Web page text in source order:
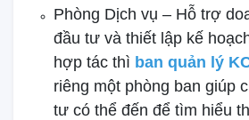
Phòng Dịch vụ – Hỗ trợ
đầu tư và thiết lập kế
hợp tác thì ban quản lý
riêng một phòng ban giúp
tư có thể đến để tìm hiểu